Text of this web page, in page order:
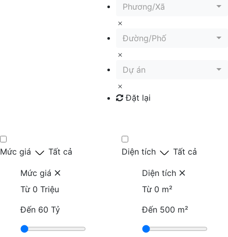
Phương/Xã
Đường/Phố
Dự án
Đặt lại
Mức giá Tất cả
Mức giá
Từ 0 Triệu
Đến 60 Tỷ
Diện tích Tất cả
Diện tích
Từ 0 m²
Đến 500 m²